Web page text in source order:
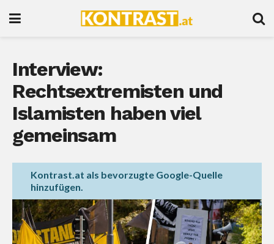
Interview:
Rechtsextremisten und
Islamisten haben viel
gemeinsam
Kontrast.at als bevorzugte Google-Quelle
hinzufügen.